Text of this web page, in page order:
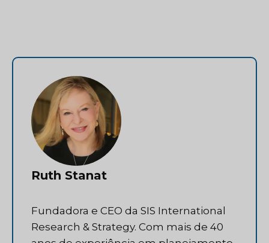
Ruth Stanat
Fundadora e CEO da SIS International
Research & Strategy. Com mais de 40